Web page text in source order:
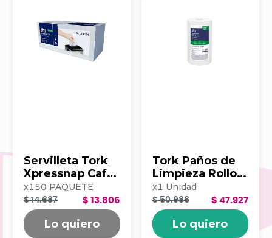
Servilleta Tork
Xpressnap Cafe
500hj Blanca
202223
x150 PAQUETE
$ 13.806
$ 14.687
Lo quiero
Tork Paños de
Limpieza Rollo x
100 203390
x1 Unidad
$ 47.927
$ 50.986
Lo quiero